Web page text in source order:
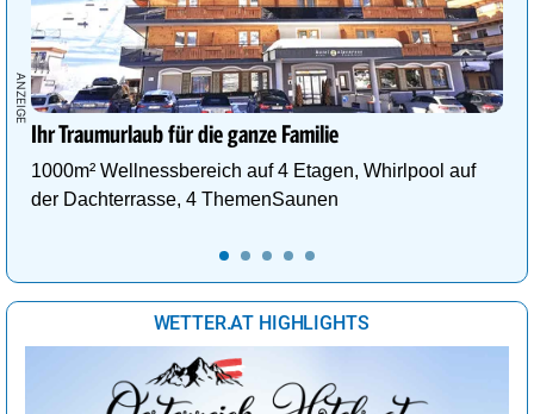
Ihr Traumurlaub für die ganze Familie
1000m² Wellnessbereich auf 4 Etagen, Whirlpool auf
der Dachterrasse, 4 ThemenSaunen
WETTER.AT HIGHLIGHTS